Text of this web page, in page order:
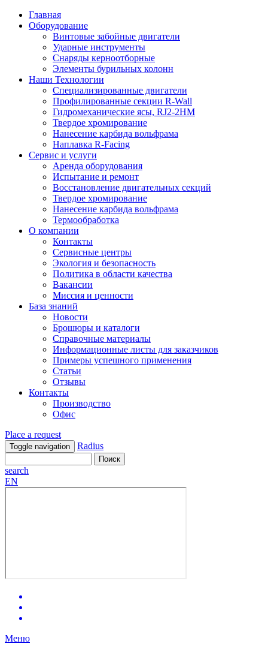
Главная
Оборудование
Винтовые забойные двигатели
Ударные инструменты
Снаряды керноотборные
Элементы бурильных колонн
Наши Технологии
Специализированные двигатели
Профилированные секции R-Wall
Гидромеханические ясы, RJ2-2HM
Твердое хромирование
Нанесение карбида вольфрама
Наплавка R-Facing
Сервис и услуги
Аренда оборудования
Испытание и ремонт
Восстановление двигательных секций
Твердое хромирование
Нанесение карбида вольфрама
Термообработка
О компании
Контакты
Сервисные центры
Экология и безопасность
Политика в области качества
Вакансии
Миссия и ценности
База знаний
Новости
Брошюры и каталоги
Справочные материалы
Информационные листы для заказчиков
Примеры успешного применения
Статьи
Отзывы
Контакты
Производство
Офис
Place a request
Toggle navigation Radius
search
EN
Меню